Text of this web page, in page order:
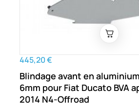
445,20 €
Blindage avant en
6mm pour Fiat Ducato BVA
2014 N4-Offroad